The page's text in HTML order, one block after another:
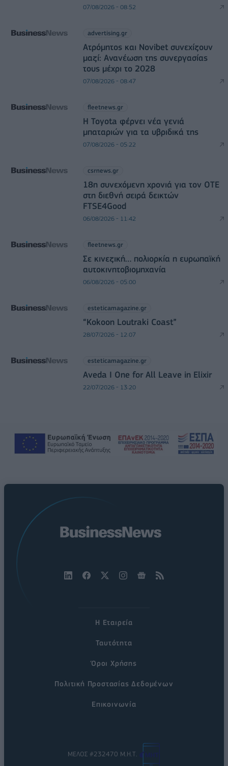
07/08/2026 - 08:52
advertising.gr
Ατρόμητος και Novibet συνεχίζουν
μαζί: Ανανέωση της συνεργασίας
τους μέχρι το 2028
07/08/2026 - 08:47
fleetnews.gr
Η Toyota φέρνει νέα γενιά
μπαταριών για τα υβριδικά της
07/08/2026 - 05:22
csrnews.gr
18η συνεχόμενη χρονιά για τον ΟΤΕ
στη διεθνή σειρά δεικτών
FTSE4Good
06/08/2026 - 11:42
fleetnews.gr
Σε κινεζική… πολιορκία η ευρωπαϊκή
αυτοκινητοβιομηχανία
06/08/2026 - 05:00
esteticamagazine.gr
“Kokoon Loutraki Coast”
28/07/2026 - 12:07
esteticamagazine.gr
Aveda I One for All Leave in Elixir
22/07/2026 - 13:20
Η Εταιρεία
Ταυτότητα
Όροι Χρήσης
Πολιτική Προστασίας Δεδομένων
Επικοινωνία
ΜΕΛΟΣ #232470 Μ.Η.Τ.